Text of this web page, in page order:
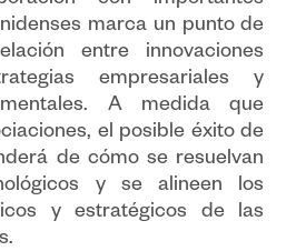
marca un punto de
entre innovaciones
empresariales y
A medida que
el posible éxito de
de cómo se resuelvan
y se alineen los
y estratégicos de las